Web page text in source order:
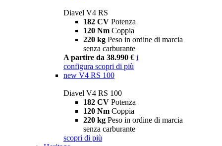
Diavel V4 RS
182 CV Potenza
120 Nm Coppia
220 kg Peso in ordine di marcia
senza carburante
A partire da 38.990 € i
configura scopri di più
new V4 RS 100
Diavel V4 RS 100
182 CV Potenza
120 Nm Coppia
220 kg Peso in ordine di marcia
senza carburante
scopri di più